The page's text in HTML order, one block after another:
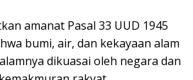
amanat Pasal 33 UUD 1945
bumi, air, dan kekayaan alam
dikuasai oleh negara dan